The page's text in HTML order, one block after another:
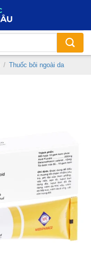
/ Thuốc bôi ngoài da